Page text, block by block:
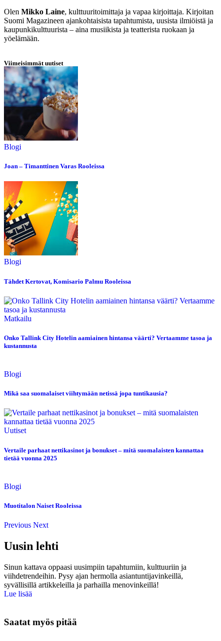
Olen Mikko Laine, kulttuuritoimittaja ja vapaa kirjoittaja. Kirjoitan
Suomi Magazineen ajankohtaisista tapahtumista, uusista ilmiöistä ja
kaupunkikulttuurista – aina musiikista ja teatterista ruokaan ja
yöelämään.
Viimeisimmät uutiset
Blogi
Joan – Timanttinen Varas Rooleissa
Blogi
Tähdet Kertovat, Komisario Palmu Rooleissa
Matkailu
Onko Tallink City Hotelin aamiainen hintansa väärti? Vertaamme tasoa ja
kustannusta
Blogi
Mikä saa suomalaiset viihtymään netissä jopa tuntikausia?
Uutiset
Vertaile parhaat nettikasinot ja bonukset – mitä suomalaisten kannattaa
tietää vuonna 2025
Blogi
Muotitalon Naiset Rooleissa
Previous Next
Uusin lehti
Sinun kattava oppaasi uusimpiin tapahtumiin, kulttuuriin ja
viihdetrendeihin. Pysy ajan hermolla asiantuntijavinkeillä,
syvällisillä artikkeleilla ja parhailla menovinkeillä!
Lue lisää
Saatat myös pitää